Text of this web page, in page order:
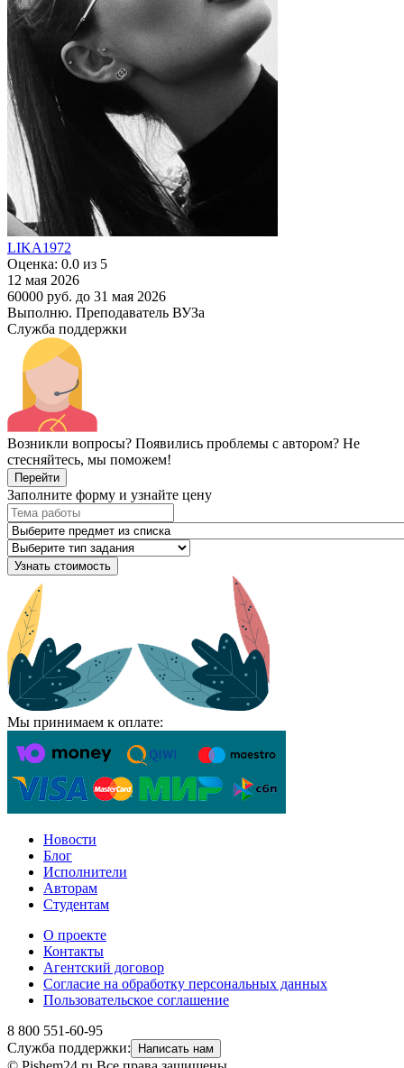
LIKA1972
Оценка: 0.0 из 5
12 мая 2026
60000 руб. до 31 мая 2026
Выполню. Преподаватель ВУЗа
Служба поддержки
Возникли вопросы? Появились проблемы с автором? Не
стесняйтесь, мы поможем!
Перейти
Заполните форму и узнайте цену
Узнать стоимость
Мы принимаем к оплате:
Новости
Блог
Исполнители
Авторам
Студентам
О проекте
Контакты
Агентский договор
Согласие на обработку персональных данных
Пользовательское соглашение
8 800 551-60-95
Служба поддержки:
Написать нам